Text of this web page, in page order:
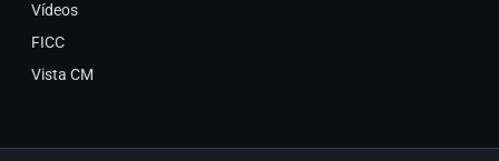
Vídeos
FICC
Vista CM